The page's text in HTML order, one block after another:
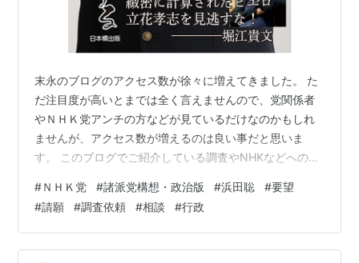
末永のブログのアクセス数が徐々に増えてきました。 た
だ注目度が高いとまでは全く言えませんので、党関係者
やＮＨＫ党アンチの方などが見ているだけなのかもしれ
ませんが、アクセス数が増えるのは良い事だと思いま
す。 このブログでご紹介している調査やNHKなどへの質
回答を紹介してよいのか？」と誤解を受けて疑問を持つ
方もいらっしゃるようですが、末永のブログでご紹介し
ているものは全て政治活動の一環であり、ここにご紹介
している調査資料や質問等は全て、ＮＨＫ党の「諸派党
#ＮＨＫ党 #諸派党構想・政治版 #浜田聡 #要望
#請願 #調査依頼 #相談 #行政